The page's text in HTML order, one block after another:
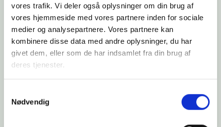
vores trafik. Vi deler også oplysninger om din brug af
vores hjemmeside med vores partnere inden for sociale
medier og analysepartnere. Vores partnere kan
kombinere disse data med andre oplysninger, du har
givet dem, eller som de har indsamlet fra din brug af
deres tjenester.
enhver tid tilbagekalde dit samtykke. Du kan læse mere
om brugen af cookies her og læse om vores behandling
Nødvendig
PRESSEMEDDELELSER
Det skal kunne betale sig at tage
sit første job
Sommeren 2026 er den første sommer, hvor
unge under 18 år kan tage et fritidsjob uden at